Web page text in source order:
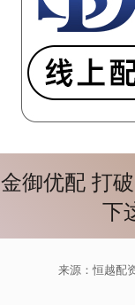
金御优配 打
下
来源：恒越配